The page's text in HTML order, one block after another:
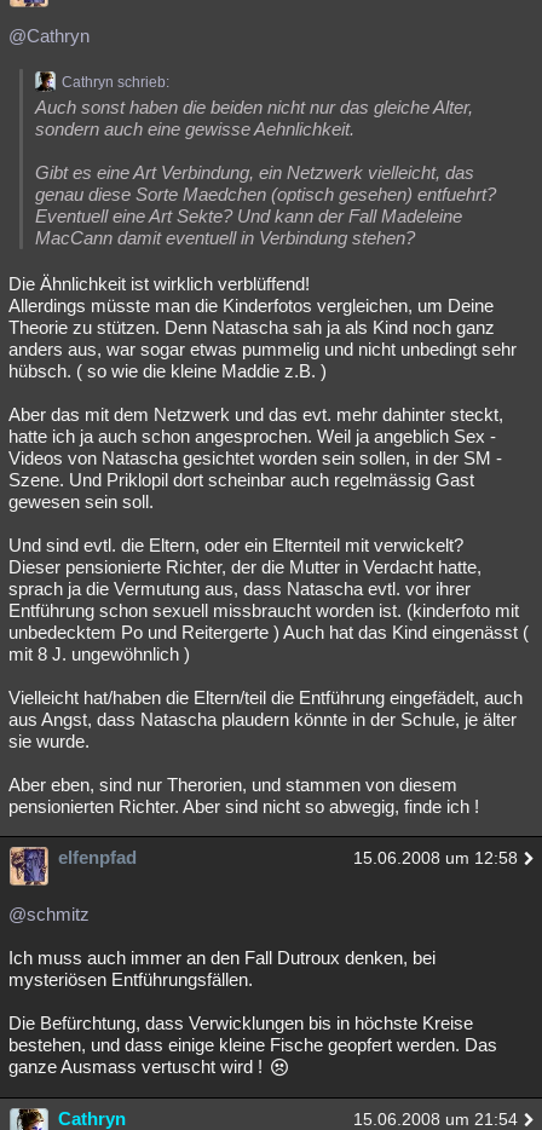
@Cathryn
Cathryn schrieb:
Auch sonst haben die beiden nicht nur das gleiche Alter,
sondern auch eine gewisse Aehnlichkeit.
Gibt es eine Art Verbindung, ein Netzwerk vielleicht, das
genau diese Sorte Maedchen (optisch gesehen) entfuehrt?
Eventuell eine Art Sekte? Und kann der Fall Madeleine
MacCann damit eventuell in Verbindung stehen?
Die Ähnlichkeit ist wirklich verblüffend!
Allerdings müsste man die Kinderfotos vergleichen, um Deine
Theorie zu stützen. Denn Natascha sah ja als Kind noch ganz
anders aus, war sogar etwas pummelig und nicht unbedingt sehr
hübsch. ( so wie die kleine Maddie z.B. )
Aber das mit dem Netzwerk und das evt. mehr dahinter steckt,
hatte ich ja auch schon angesprochen. Weil ja angeblich Sex -
Videos von Natascha gesichtet worden sein sollen, in der SM -
Szene. Und Priklopil dort scheinbar auch regelmässig Gast
gewesen sein soll.
Und sind evtl. die Eltern, oder ein Elternteil mit verwickelt?
Dieser pensionierte Richter, der die Mutter in Verdacht hatte,
sprach ja die Vermutung aus, dass Natascha evtl. vor ihrer
Entführung schon sexuell missbraucht worden ist. (kinderfoto mit
unbedecktem Po und Reitergerte ) Auch hat das Kind eingenässt (
mit 8 J. ungewöhnlich )
Vielleicht hat/haben die Eltern/teil die Entführung eingefädelt, auch
aus Angst, dass Natascha plaudern könnte in der Schule, je älter
sie wurde.
Aber eben, sind nur Therorien, und stammen von diesem
pensionierten Richter. Aber sind nicht so abwegig, finde ich !
elfenpfad 15.06.2008 um 12:58
@schmitz
Ich muss auch immer an den Fall Dutroux denken, bei
mysteriösen Entführungsfällen.
Die Befürchtung, dass Verwicklungen bis in höchste Kreise
bestehen, und dass einige kleine Fische geopfert werden. Das
ganze Ausmass vertuscht wird !
Cathryn 15.06.2008 um 21:54